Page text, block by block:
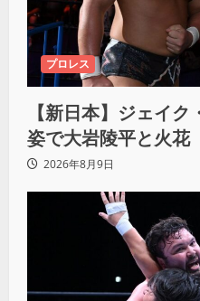
プロレス
【新日本】ジェイ
姿で大岩陵平と火花
れてたもの思い出し
2026年8月9日